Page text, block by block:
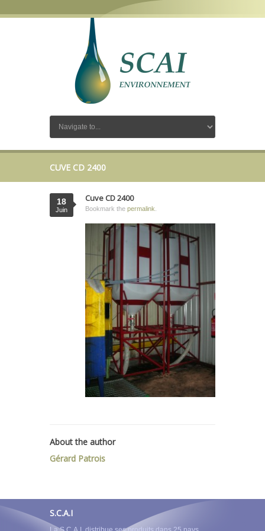
CUVE CD 2400
18
Juin
Cuve CD 2400
Bookmark the permalink
About the author
Gérard Patrois
S.C.A.I